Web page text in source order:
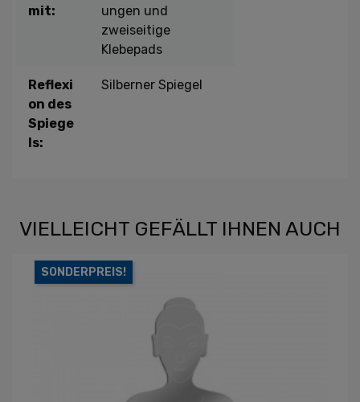
mit:
ungen und
zweiseitige
Klebepads
Reflexi
on des
Spiege
ls:
Silberner Spiegel
VIELLEICHT GEFÄLLT IHNEN AUCH
SONDERPREIS!